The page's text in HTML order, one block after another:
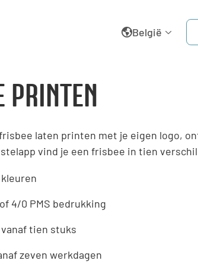
België
Dansk
PRINTEN
laten printen met je eigen logo,
vind je een frisbee in tien
4/0 PMS bedrukking
tien stuks
zeven werkdagen